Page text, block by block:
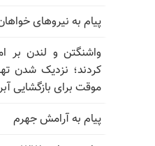
پیام به نیروهای خواهان ارتباط -
واشنگتن و لندن بر
کردند؛ نزدیک شدن
موقت برای بازگشایی
پیام به آرامش جهرم